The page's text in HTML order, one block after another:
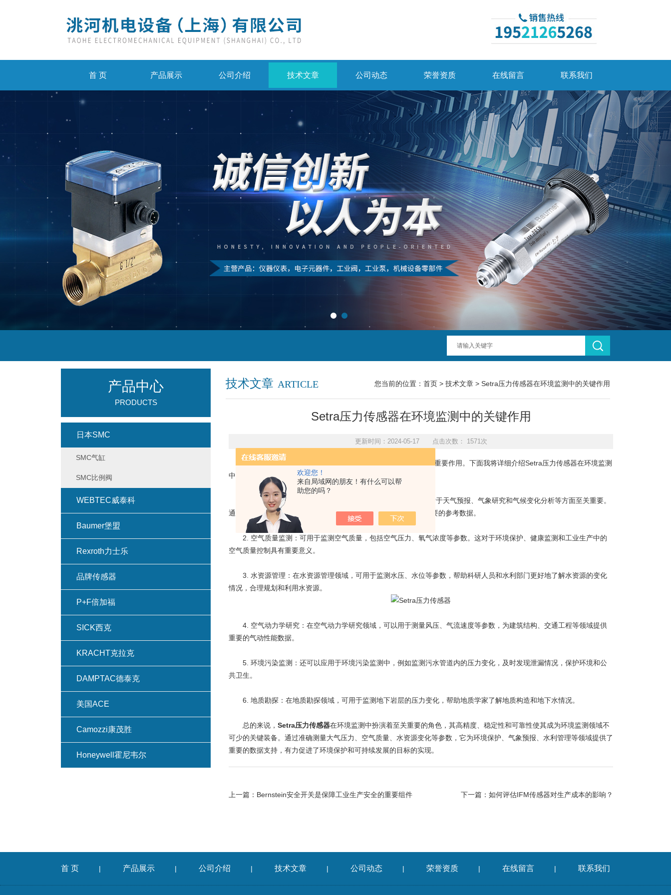
欢迎您！
来自局域网的朋友！有什么可以帮
助您的吗？
首 页 产品展示 公司介绍 技术文章 公司动态 荣誉资质 在线留言 联系我们
技术文章 ARTICLE 您当前的位置： 首页 > 技术文章 > Setra压力传感器在环境监测中的关键作用
Setra压力传感器在环境监测中的关键作用
更新时间：2024-05-17 点击次数： 1571次
Setra是一家压力传感器制造商，其产品在环境监测领域发挥着重要作用。下面我将详细介绍Setra压力传感器在环境监测
中的关键作用：
1. 大气压力监测：
可用于监测大气压力，这对于天气预报、气象研究和气候变化分析等方面至关重要。
通过准确测量大气压力，可以及时掌握气象信息，为各行业提供重要的参考数据。
2. 空气质量监测：可用于监测空气质量，包括空气压力、氧气浓度等参数。这对于环境保护、健康监测和工业生产中的
空气质量控制具有重要意义。
3. 水资源管理：在水资源管理领域，可用于监测水压、水位等参数，帮助科研人员和水利部门更好地了解水资源的变化
情况，合理规划和利用水资源。
4. 空气动力学研究：在空气动力学研究领域，可以用于测量风压、气流速度等参数，为建筑结构、交通工程等领域提供
重要的气动性能数据。
5. 环境污染监测：还可以应用于环境污染监测中，例如监测污水管道内的压力变化，及时发现泄漏情况，保护环境和公
共卫生。
6. 地质勘探：在地质勘探领域，可用于监测地下岩层的压力变化，帮助地质学家了解地质构造和地下水情况。
总的来说， Setra压力传感器在环境监测中扮演着至关重要的角色，其高精度、稳定性和可靠性使其成为环境监测领域不
可少的关键装备。通过准确测量大气压力、空气质量、水资源变化等参数，它为环境保护、气象预报、水利管理等领域提供了
重要的数据支持，有力促进了环境保护和可持续发展的目标的实现。
下一篇： 如何评估IFM传感器对生产成本的影响？
上一篇： Bernstein安全开关是保障工业生产安全的重要组件
产品中心
PRODUCTS
日本SMC
SMC气缸
SMC比例阀
WEBTEC威泰科
Baumer堡盟
Rexroth力士乐
品牌传感器
P+F倍加福
SICK西克
KRACHT克拉克
DAMPTAC德泰克
美国ACE
Camozzi康茂胜
Honeywell霍尼韦尔
首 页 | 产品展示 | 公司介绍 | 技术文章 | 公司动态 | 荣誉资质 | 在线留言 | 联系我们